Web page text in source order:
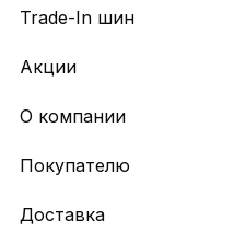
Trade-In шин
Акции
О компании
Покупателю
Доставка